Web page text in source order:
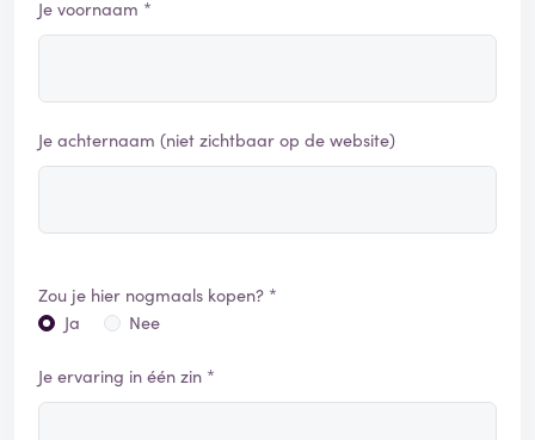
Je voornaam *
Je achternaam (niet zichtbaar op de website)
Zou je hier nogmaals kopen? *
Ja
Nee
Je ervaring in één zin *